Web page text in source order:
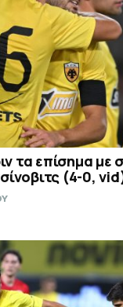
τα επίσημα με
(4-0,